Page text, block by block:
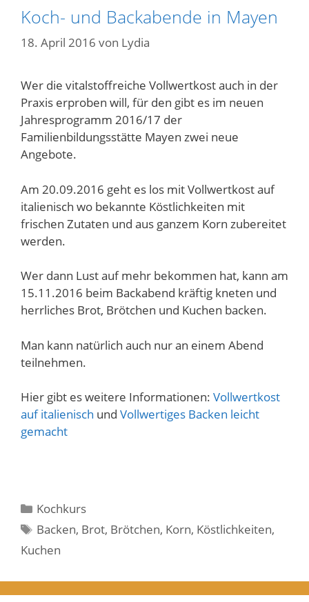
Koch- und Backabende in Mayen
18. April 2016 von Lydia
Wer die vitalstoffreiche Vollwertkost auch in der
Praxis erproben will, für den gibt es im neuen
Jahresprogramm 2016/17 der
Familienbildungsstätte Mayen zwei neue
Angebote.
Am 20.09.2016 geht es los mit Vollwertkost auf
italienisch wo bekannte Köstlichkeiten mit
frischen Zutaten und aus ganzem Korn zubereitet
werden.
Wer dann Lust auf mehr bekommen hat, kann am
15.11.2016 beim Backabend kräftig kneten und
herrliches Brot, Brötchen und Kuchen backen.
Man kann natürlich auch nur an einem Abend
teilnehmen.
Hier gibt es weitere Informationen: Vollwertkost
auf italienisch und Vollwertiges Backen leicht
gemacht
Kategorien
Kochkurs
Schlagwörter
Backen, Brot, Brötchen, Korn, Köstlichkeiten,
Kuchen